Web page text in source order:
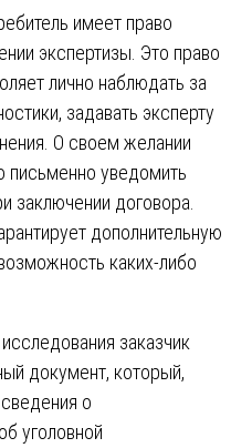
имеет право
экспертизы. Это право
лично наблюдать за
задавать эксперту
О своем желании
письменно уведомить
заключении договора.
дополнительную
каких-либо
заказчик
документ, который,
о
уголовной